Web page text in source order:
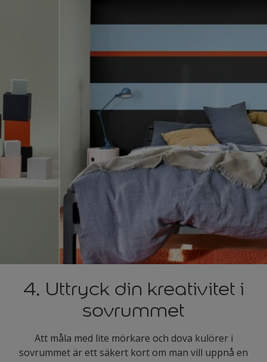
4. Uttryck din kreativitet i
sovrummet
Att måla med lite mörkare och dova kulörer i
sovrummet är ett säkert kort om man vill uppnå en